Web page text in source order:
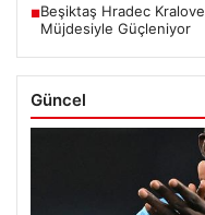
■Beşiktaş Hradec
Müjdesiyle Güçleniyor
Güncel